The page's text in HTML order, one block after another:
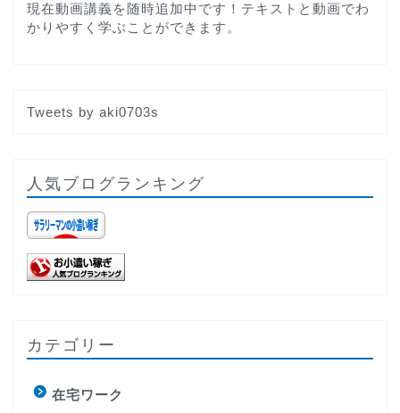
現在動画講義を随時追加中です！テキストと動画でわ
かりやすく学ぶことができます。
Tweets by aki0703s
人気ブログランキング
カテゴリー
在宅ワーク